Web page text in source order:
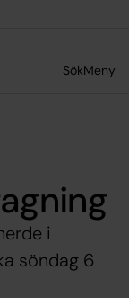
SökMeny
i
söndag 6